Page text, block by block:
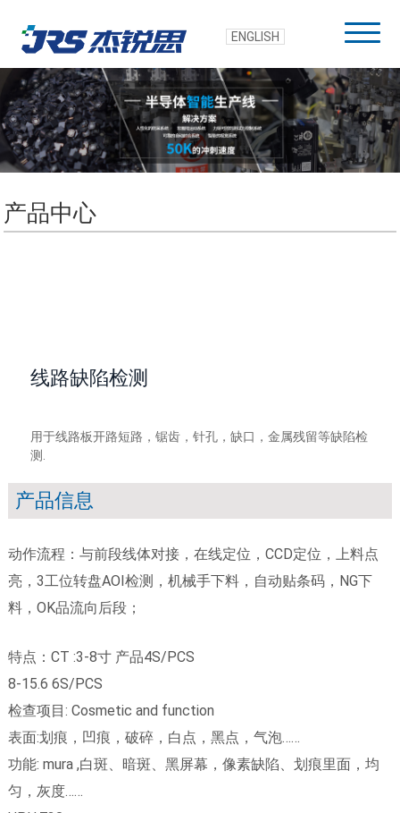
ENGLISH
产品中心
线路缺陷检测
用于线路板开路短路，锯齿，针孔，缺口，金属残留等缺陷检
测.
产品信息
动作流程：与前段线体对接，在线定位，CCD定位，上料点
亮，3工位转盘AOI检测，机械手下料，自动贴条码，NG下
料，OK品流向后段；
特点：CT :3-8寸 产品4S/PCS
8-15.6 6S/PCS
检查项目: Cosmetic and function
表面:划痕，凹痕，破碎，白点，黑点，气泡……
功能: mura ,白斑、暗斑、黑屏幕，像素缺陷、划痕里面，均
匀，灰度……